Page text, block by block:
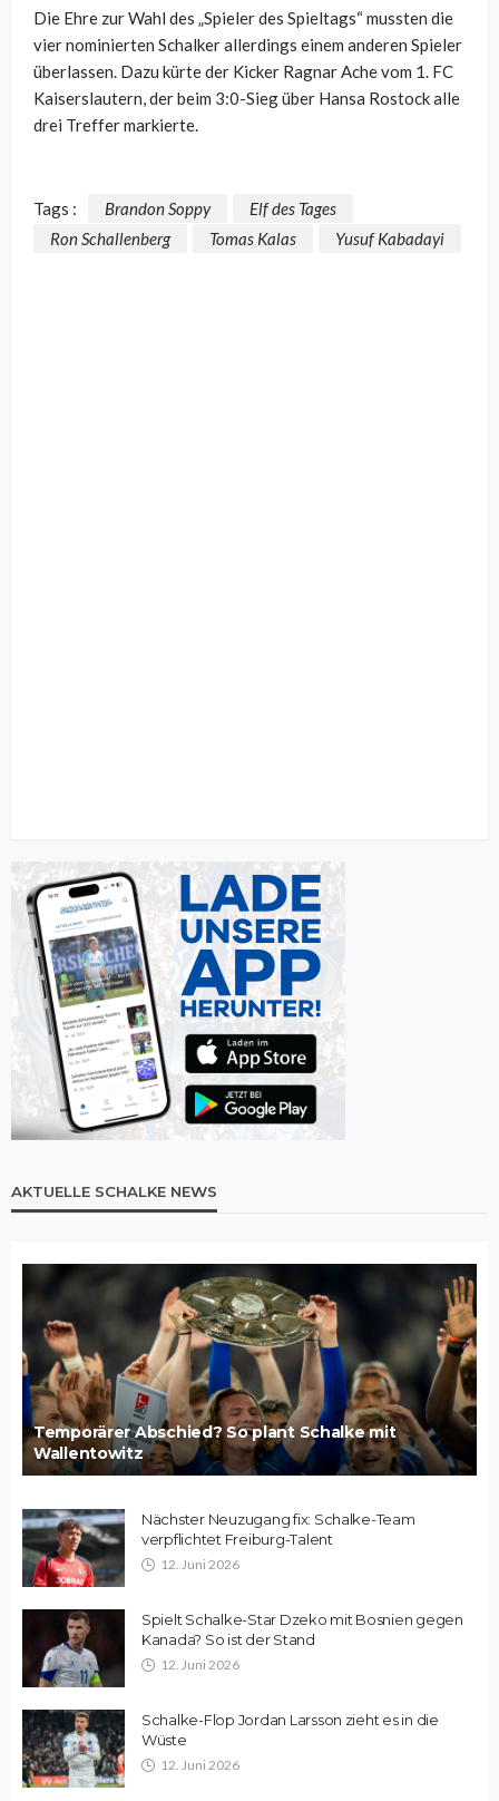
Die Ehre zur Wahl des „Spieler des Spieltags“ mussten die
vier nominierten Schalker allerdings einem anderen Spieler
überlassen. Dazu kürte der Kicker Ragnar Ache vom 1. FC
Kaiserslautern, der beim 3:0-Sieg über Hansa Rostock alle
drei Treffer markierte.
Tags : Brandon Soppy
Elf des Tages
Ron Schallenberg
Tomas Kalas Yusuf Kabadayi
AKTUELLE SCHALKE NEWS
Temporärer Abschied? So plant Schalke mit
Wallentowitz
Nächster Neuzugang fix: Schalke-Team
verpflichtet Freiburg-Talent
12. Juni 2026
Spielt Schalke-Star Dzeko mit Bosnien gegen
Kanada? So ist der Stand
12. Juni 2026
Schalke-Flop Jordan Larsson zieht es in die
Wüste
12. Juni 2026